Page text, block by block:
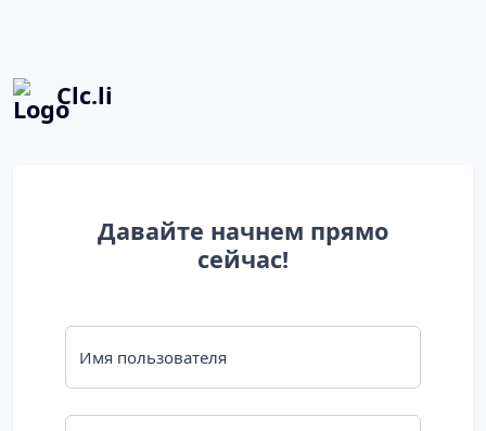
Clc.li
Давайте начнем прямо
сейчас!
Имя пользователя